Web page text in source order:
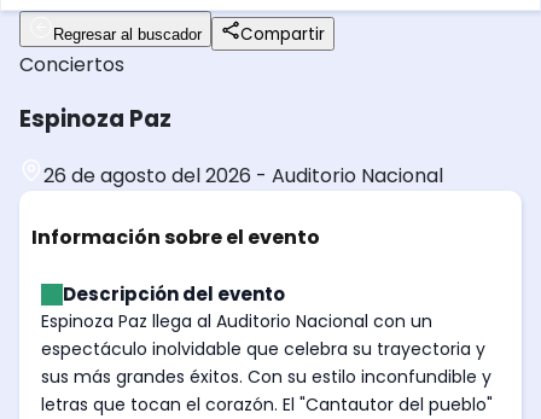
Regresar al buscador Compartir
Conciertos
Espinoza Paz
26 de agosto del 2026 - Auditorio Nacional
Información sobre el evento
Descripción del evento
Espinoza Paz llega al Auditorio Nacional con un
espectáculo inolvidable que celebra su trayectoria y
sus más grandes éxitos. Con su estilo inconfundible y
letras que tocan el corazón. El "Cantautor del pueblo"